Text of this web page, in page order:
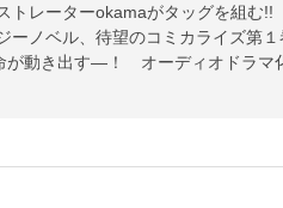
トレーターokamaがタッグを組む
ーノベル、待望のコミカライズ第
が動き出す―！ オーディオドラマ